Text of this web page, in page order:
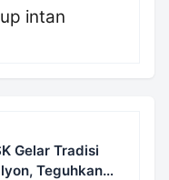
intan
Gelar Tradisi
Teguhkan